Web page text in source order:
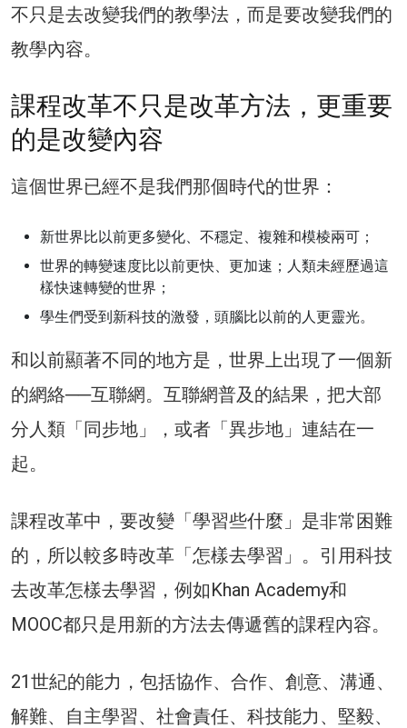
不只是去改變我們的教學法，而是要改變我們的
教學內容。
課程改革不只是改革方法，更重要
的是改變內容
這個世界已經不是我們那個時代的世界：
新世界比以前更多變化、不穩定、複雜和模棱兩可；
世界的轉變速度比以前更快、更加速；人類未經歷過這
樣快速轉變的世界；
學生們受到新科技的激發，頭腦比以前的人更靈光。
和以前顯著不同的地方是，世界上出現了一個新
的網絡──互聯網。互聯網普及的結果，把大部
分人類「同步地」，或者「異步地」連結在一
起。
課程改革中，要改變「學習些什麼」是非常困難
的，所以較多時改革「怎樣去學習」。引用科技
去改革怎樣去學習，例如Khan Academy和
MOOC都只是用新的方法去傳遞舊的課程內容。
21世紀的能力，包括協作、合作、創意、溝通、
解難、自主學習、社會責任、科技能力、堅毅、